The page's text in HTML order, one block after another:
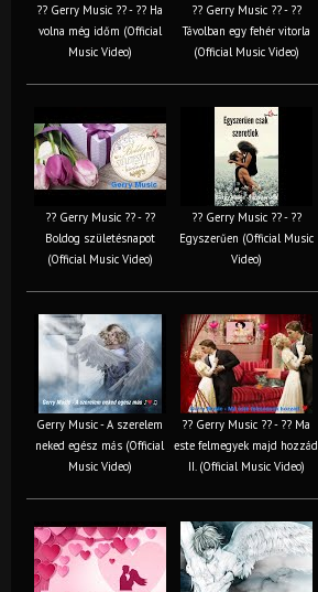
?? Gerry Music ?? - ?? Ha
volna még időm (Official
Music Video)
?? Gerry Music ?? - ??
Távolban egy fehér vitorla
(Official Music Video)
?? Gerry Music ?? - ??
Boldog születésnapot
(Official Music Video)
?? Gerry Music ?? - ??
Egyszerűen (Official Music
Video)
Gerry Music - A szerelem
neked egész más (Official
Music Video)
?? Gerry Music ?? - ?? Ma
este felmegyek majd hozzád
II. (Official Music Video)